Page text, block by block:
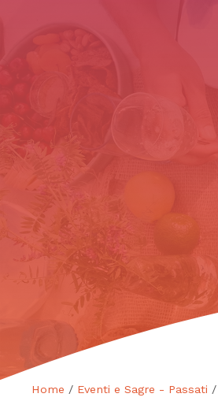
Home / Eventi e Sagre - Passati /